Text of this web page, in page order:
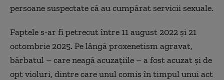
persoane suspectate că au cumpărat servicii sexuale.
Faptele s-ar fi petrecut între 11 august 2022 şi 21
octombrie 2025. Pe lângă proxenetism agravat,
bărbatul – care neagă acuzaţiile – a fost acuzat şi de
opt violuri, dintre care unul comis în timpul unui act